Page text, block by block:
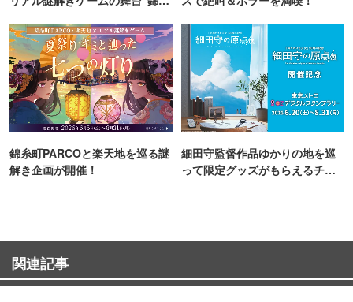
錦糸町PARCOと楽天地を巡る謎
解き企画が開催！
細田守監督作品ゆかりの地を巡
って限定グッズがもらえるチャ
関連記事